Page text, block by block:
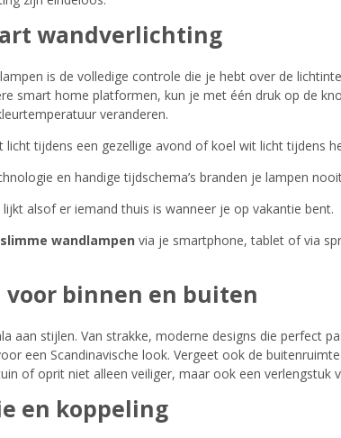
wandverlichting
is de volledige controle die je hebt over de
smart home platformen, kun je met één druk op de
veranderen.
licht tijdens een gezellige avond of koel wit licht tijdens
en handige tijdschema’s branden je lampen
alsof er iemand thuis is wanneer je op vakantie bent.
slimme wandlampen via je smartphone, tablet of via
binnen en buiten
aan stijlen. Van strakke, moderne designs die perfect
een Scandinavische look. Vergeet ook de
of oprit niet alleen veiliger, maar ook een verlengstuk
en koppeling